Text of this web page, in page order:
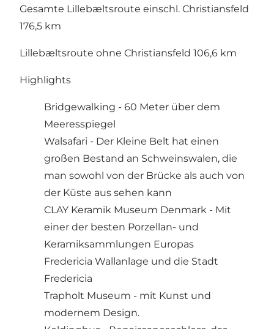
Gesamte Lillebæltsroute einschl. Christiansfeld
176,5 km
Lillebæltsroute ohne Christiansfeld 106,6 km
Highlights
Bridgewalking - 60 Meter über dem
Meeresspiegel
Walsafari - Der Kleine Belt hat einen
großen Bestand an Schweinswalen, die
man sowohl von der Brücke als auch von
der Küste aus sehen kann
CLAY Keramik Museum Denmark - Mit
einer der besten Porzellan- und
Keramiksammlungen Europas
Fredericia Wallanlage und die Stadt
Fredericia
Trapholt Museum - mit Kunst und
modernem Design.